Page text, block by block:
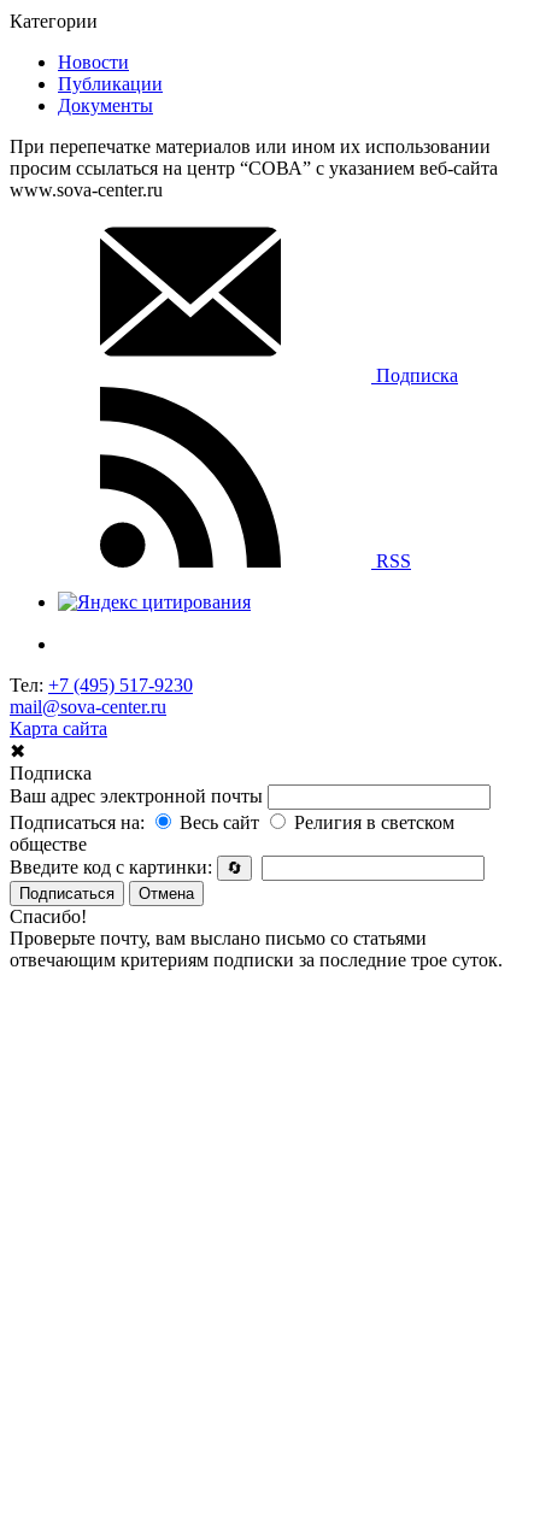
Категории
Новости
Публикации
Документы
При перепечатке материалов или ином их использовании
просим ссылаться на центр “СОВА” с указанием веб-сайта
www.sova-center.ru
Подписка
RSS
Тел: +7 (495) 517-9230
mail@sova-center.ru
Карта сайта
✖
Подписка
Ваш адрес электронной почты
Подписаться на:
Весь сайт
Религия в светском
обществе
Введите код с картинки:
🔄
Подписаться
Отмена
Спасибо!
Проверьте почту, вам выслано письмо со статьями
отвечающим критериям подписки за последние трое суток.